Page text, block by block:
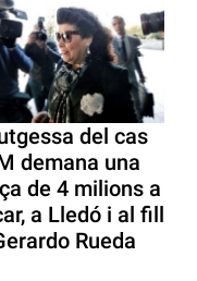
del cas
demana una
de 4 milions a
a Lledó i al fill
Rueda